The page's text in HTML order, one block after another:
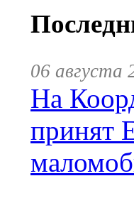
06 августа
На
принят